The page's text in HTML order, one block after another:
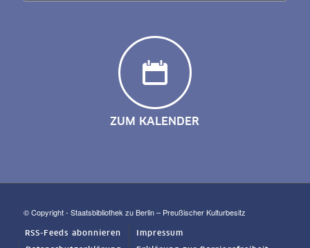
ZUM KALENDER
© Copyright - Staatsbibliothek zu Berlin – Preußischer Kulturbesitz
RSS-Feeds abonnieren Impressum